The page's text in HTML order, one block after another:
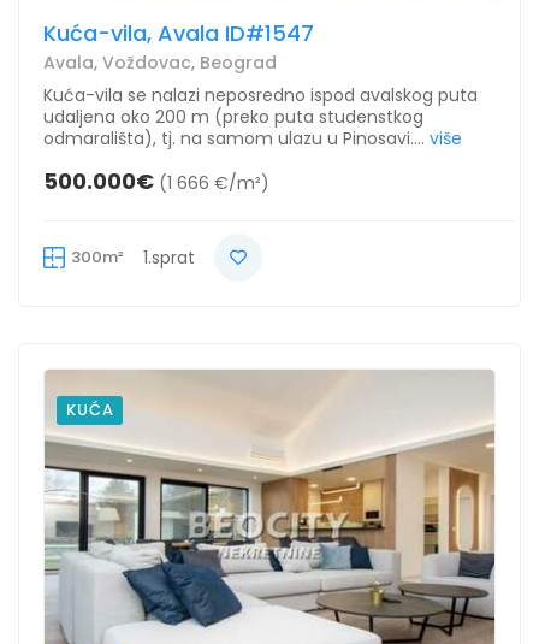
Kuća-vila, Avala ID#1547
Avala, Voždovac, Beograd
Kuća-vila se nalazi neposredno ispod avalskog puta
udaljena oko 200 m (preko puta studenstkog
odmarališta), tj. na samom ulazu u Pinosavi.... više
500.000€ (1 666 €/m²)
300m² 1.sprat
KUĆA